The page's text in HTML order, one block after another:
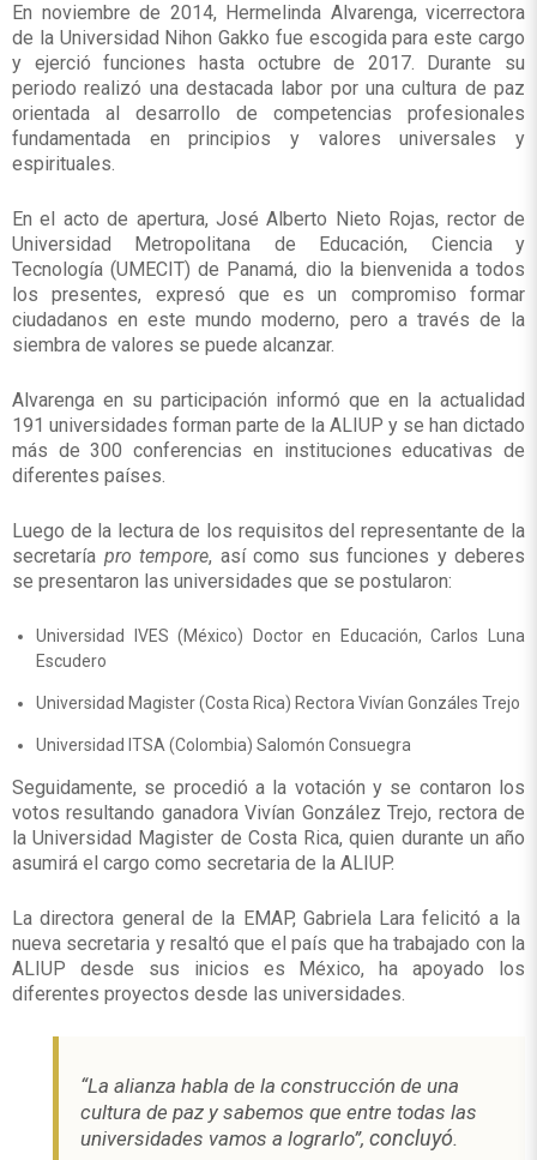
En noviembre de 2014, Hermelinda Alvarenga, vicerrectora
de la Universidad Nihon Gakko fue escogida para este cargo
y ejerció funciones hasta octubre de 2017. Durante su
periodo realizó una destacada labor por una cultura de paz
orientada al desarrollo de competencias profesionales
fundamentada en principios y valores universales y
espirituales.
En el acto de apertura, José Alberto Nieto Rojas, rector de
Universidad Metropolitana de Educación, Ciencia y
Tecnología (UMECIT) de Panamá, dio la bienvenida a todos
los presentes, expresó que es un compromiso formar
ciudadanos en este mundo moderno, pero a través de la
siembra de valores se puede alcanzar.
Alvarenga en su participación informó que en la actualidad
191 universidades forman parte de la ALIUP y se han dictado
más de 300 conferencias en instituciones educativas de
diferentes países.
Luego de la lectura de los requisitos del representante de la
secretaría pro tempore, así como sus funciones y deberes
se presentaron las universidades que se postularon:
Universidad IVES (México) Doctor en Educación, Carlos Luna
Escudero
Universidad Magister (Costa Rica) Rectora Vivían Gonzáles Trejo
Universidad ITSA (Colombia) Salomón Consuegra
Seguidamente, se procedió a la votación y se contaron los
votos resultando ganadora Vivían González Trejo, rectora de
la Universidad Magister de Costa Rica, quien durante un año
asumirá el cargo como secretaria de la ALIUP.
La directora general de la EMAP, Gabriela Lara felicitó a la
nueva secretaria y resaltó que el país que ha trabajado con la
ALIUP desde sus inicios es México, ha apoyado los
diferentes proyectos desde las universidades.
“La alianza habla de la construcción de una
cultura de paz y sabemos que entre todas las
universidades vamos a lograrlo”,concluyó.